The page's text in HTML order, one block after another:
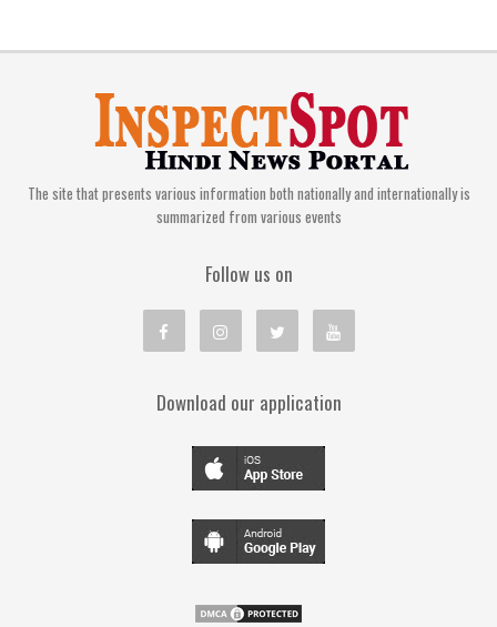
The site that presents various information both nationally and internationally is
summarized from various events
Follow us on
Download our application